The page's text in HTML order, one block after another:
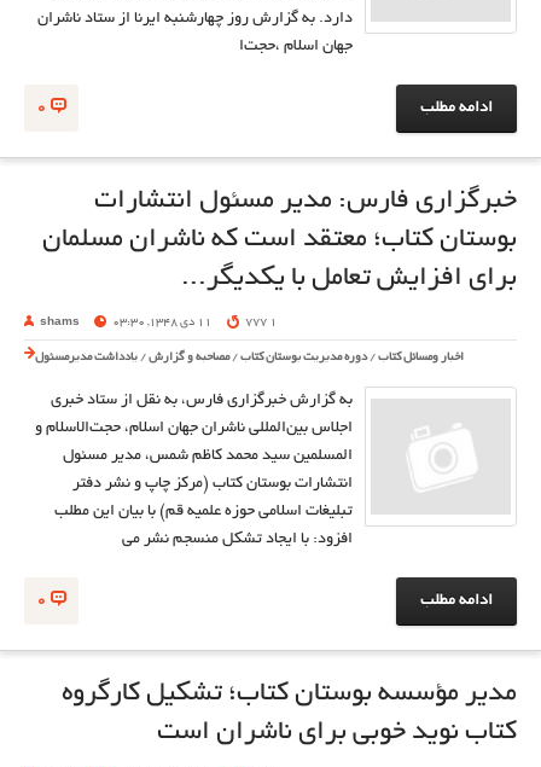
دارد. به گزارش روز چهارشنبه ايرنا از ستاد ناشران
جهان اسلام ،حجت‌ا
0 ادامه مطلب
خبرگزاری فارس: مدير مسئول انتشارات
بوستان كتاب؛ معتقد است كه ناشران مسلمان
برای افزايش تعامل با يكدیگر...
shams 11 دی 1348, 03:30 1 777
اخبار ومسائل کتاب /دوره مدیریت بوستان کتاب /مصاحبه و گزارش / یادداشت مدیرمسئول
به گزارش خبرگزاري فارس، به نقل از ستاد خبري
اجلاس بين‌المللي ناشران جهان اسلام، حجت‌الاسلام و
المسلمين سيد محمد كاظم شمس، مدير مسئول
انتشارات بوستان كتاب (مركز چاپ و نشر دفتر
تبليغات اسلامى حوزه علميه قم) با بيان اين مطلب
افزود: با ايجاد تشكل منسجم نشر مي
0 ادامه مطلب
مدير مؤسسه بوستان كتاب؛ تشكيل كارگروه
كتاب نويد خوبی برای ناشران است